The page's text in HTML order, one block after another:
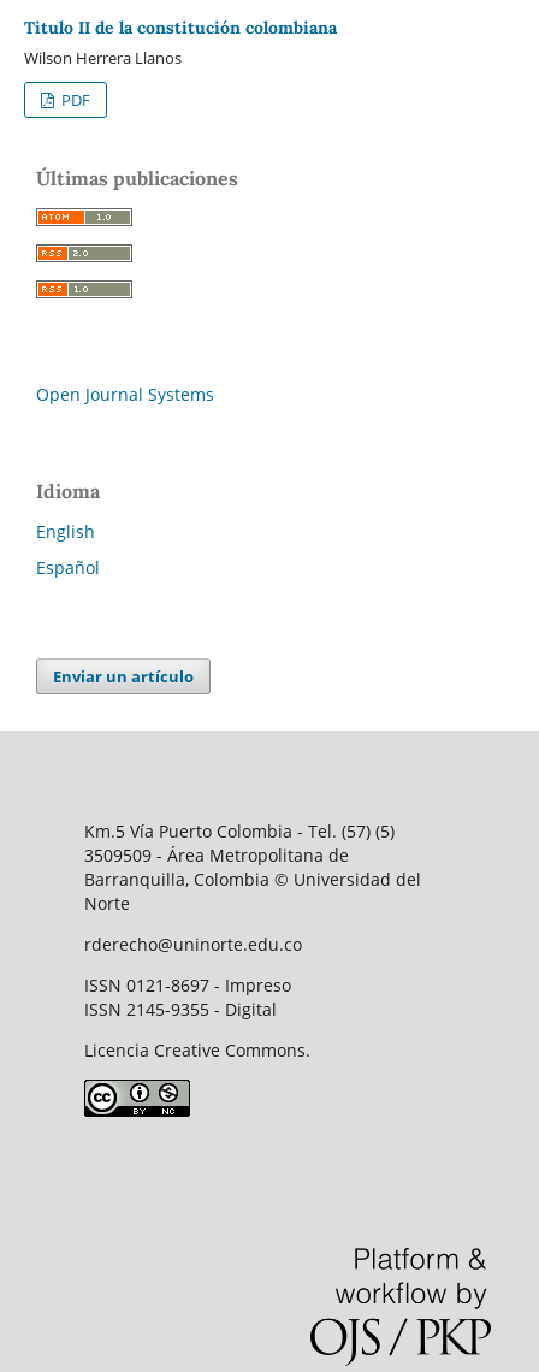
Titulo II de la constitución colombiana
Wilson Herrera Llanos
PDF
Últimas publicaciones
Open Journal Systems
Idioma
English
Español
Enviar un artículo
Km.5 Vía Puerto Colombia - Tel. (57) (5)
3509509 - Área Metropolitana de
Barranquilla, Colombia © Universidad del
Norte
rderecho@uninorte.edu.co
ISSN 0121-8697 - Impreso
ISSN 2145-9355 - Digital
Licencia Creative Commons.